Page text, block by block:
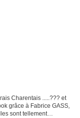
Charentais .....??? et
grâce à Fabrice GASS,
sont tellement